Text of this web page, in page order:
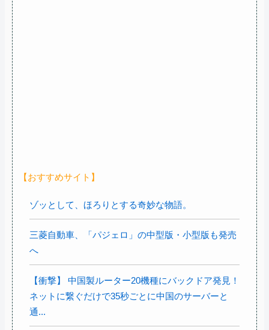
【おすすめサイト】
ゾッとして、ほろりとする奇妙な物語。
三菱自動車、「パジェロ」の中型版・小型版も発売
へ
【衝撃】 中国製ルーター20機種にバックドア発見！
ネットに繋ぐだけで35秒ごとに中国のサーバーと
通...